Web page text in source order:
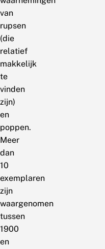
van
rupsen
(die
relatief
makkelijk
te
vinden
zijn)
en
poppen.
Meer
dan
10
exemplaren
zijn
waargenomen
tussen
1900
en